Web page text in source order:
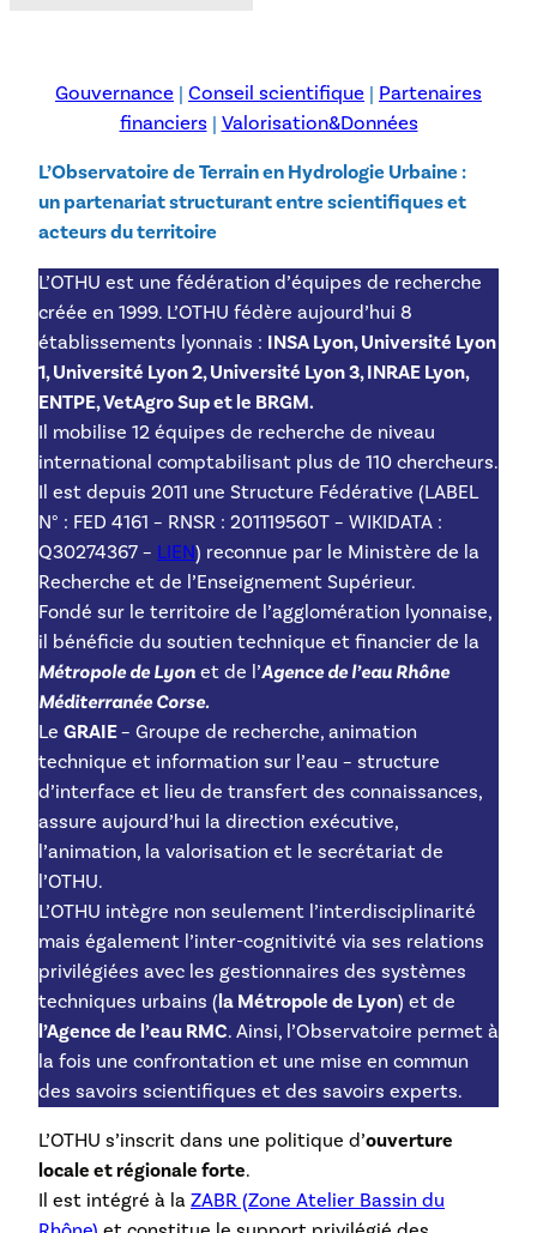
Gouvernance | Conseil scientifique | Partenaires
financiers | Valorisation&Données
L’Observatoire de Terrain en Hydrologie Urbaine :
un partenariat structurant entre scientifiques et
acteurs du territoire
L’OTHU est une fédération d’équipes de recherche
créée en 1999. L’OTHU fédère aujourd’hui 8
établissements lyonnais : INSA Lyon, Université Lyon
1, Université Lyon 2, Université Lyon 3, INRAE Lyon,
ENTPE, VetAgro Sup et le BRGM.
Il mobilise 12 équipes de recherche de niveau
international comptabilisant plus de 110 chercheurs.
Il est depuis 2011 une Structure Fédérative (LABEL
N° : FED 4161 – RNSR : 201119560T – WIKIDATA :
Q30274367 – LIEN) reconnue par le Ministère de la
Recherche et de l’Enseignement Supérieur.
Fondé sur le territoire de l’agglomération lyonnaise,
il bénéficie du soutien technique et financier de la
Métropole de Lyon et de l’Agence de l’eau Rhône
Méditerranée Corse.
Le GRAIE– Groupe de recherche, animation
technique et information sur l’eau – structure
d’interface et lieu de transfert des connaissances,
assure aujourd’hui la direction exécutive,
l’animation, la valorisation et le secrétariat de
l’OTHU.
L’OTHU intègre non seulement l’interdisciplinarité
mais également l’inter-cognitivité via ses relations
privilégiées avec les gestionnaires des systèmes
techniques urbains (la Métropole de Lyon) et de
l’Agence de l’eau RMC. Ainsi, l’Observatoire permet à
la fois une confrontation et une mise en commun
des savoirs scientifiques et des savoirs experts.
L’OTHU s’inscrit dans une politique d’ouverture
locale et régionale forte.
Il est intégré à la ZABR (Zone Atelier Bassin du